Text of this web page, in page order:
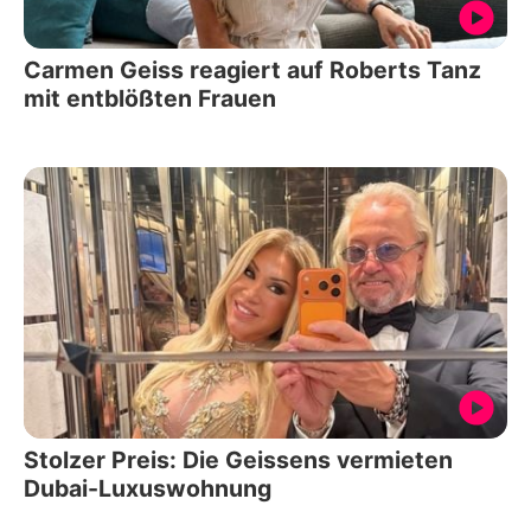
Carmen Geiss reagiert auf Roberts Tanz
mit entblößten Frauen
Stolzer Preis: Die Geissens vermieten
Dubai-Luxuswohnung